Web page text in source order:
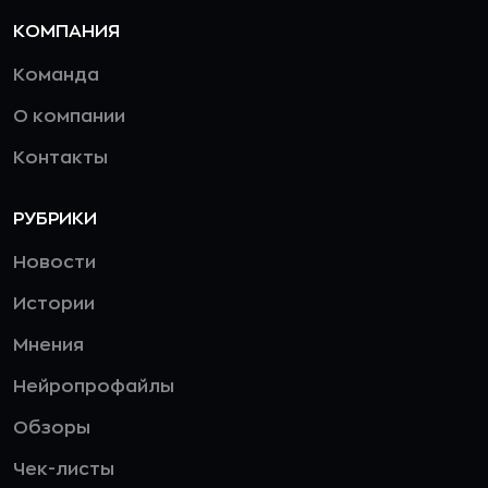
КОМПАНИЯ
Команда
О компании
Контакты
РУБРИКИ
Новости
Истории
Мнения
Нейропрофайлы
Обзоры
Чек-листы